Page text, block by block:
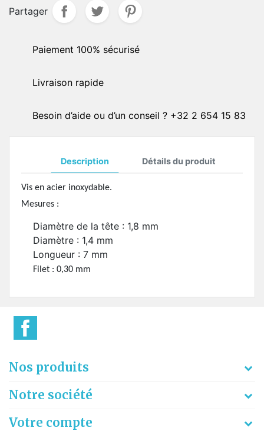
Partager
Paiement 100% sécurisé
Livraison rapide
Besoin d’aide ou d’un conseil ? +32 2 654 15 83
Description Détails du produit
Vis en acier inoxydable.
Mesures :
Diamètre de la tête : 1,8 mm
Diamètre : 1,4 mm
Longueur : 7 mm
Filet : 0,30 mm
Nos produits
Notre société
Votre compte